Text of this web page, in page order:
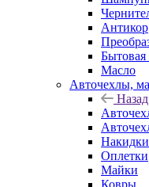
Антикор
Масло
Авточехлы,
Назад
Накидки
Оплетки
Майки
Ковры